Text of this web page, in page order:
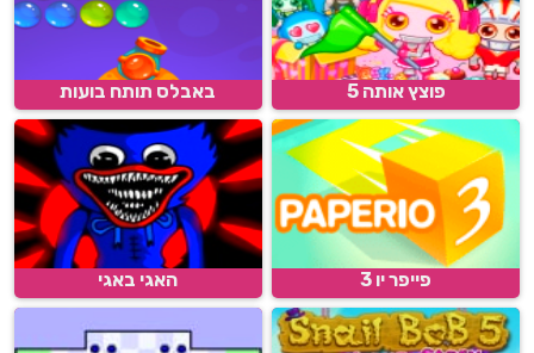
פוצץ אותה 5 באבלס תותח בועות
פייפר יו 3 האגי באגי